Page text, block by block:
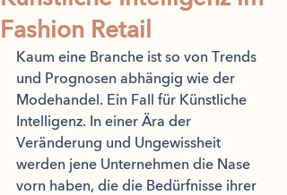
Fashion Retail
Kaum eine Branche ist so von Trends
und Prognosen abhängig wie der
Modehandel. Ein Fall für Künstliche
Intelligenz. In einer Ära der
Veränderung und Ungewissheit
werden jene Unternehmen die Nase
vorn haben, die die Bedürfnisse ihrer